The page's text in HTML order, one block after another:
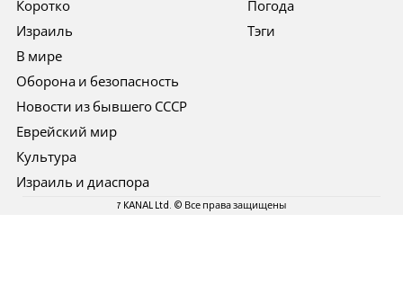
Коротко
Израиль
В мире
Оборона и безопасность
Новости из бывшего СССР
Еврейский мир
Культура
Израиль и диаспора
Погода
Тэги
7 KANAL Ltd. © Все права защищены